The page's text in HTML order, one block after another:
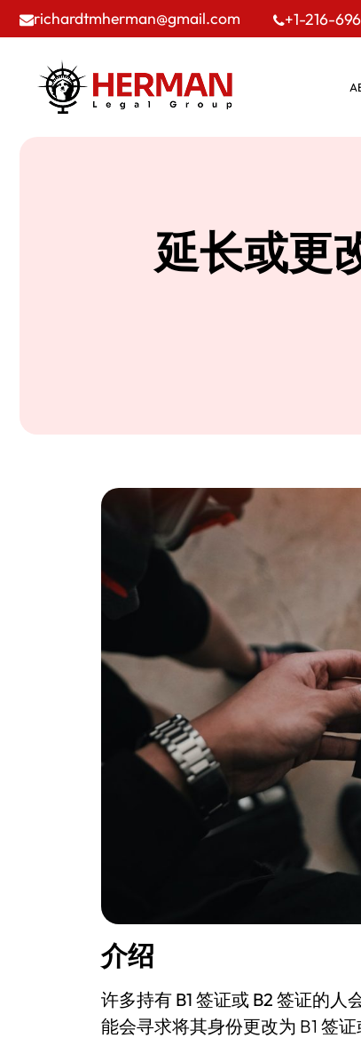
richardtmherman@gmail.com +1-216-
延长或更
介绍
许多持有 B1 签证或 B2 签证的人
能会寻求将其身份更改为 B1 签